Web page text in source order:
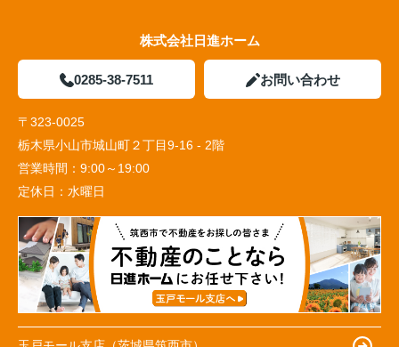
株式会社日進ホーム
0285-38-7511 お問い合わせ
〒323-0025
栃木県小山市城山町２丁目9-16 - 2階
営業時間： 9:00～19:00
定休日： 水曜日